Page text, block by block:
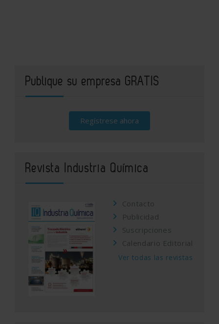
Publique su empresa GRATIS
Regístrese ahora
Revista Industria Química
Contacto
Publicidad
Suscripciones
Calendario Editorial
Ver todas las revistas